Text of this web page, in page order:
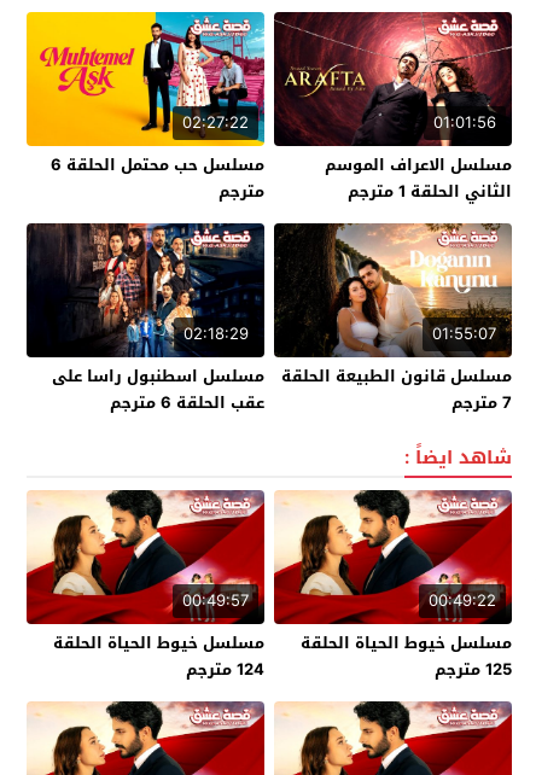
01:01:56
مسلسل الاعراف الموسم
الثاني الحلقة 1 مترجم
02:27:22
مسلسل حب محتمل الحلقة 6
مترجم
01:55:07
مسلسل قانون الطبيعة الحلقة
7 مترجم
02:18:29
مسلسل اسطنبول راسا على
عقب الحلقة 6 مترجم
شاهد ايضاً :
00:49:22
مسلسل خيوط الحياة الحلقة
125 مترجم
00:49:57
مسلسل خيوط الحياة الحلقة
124 مترجم